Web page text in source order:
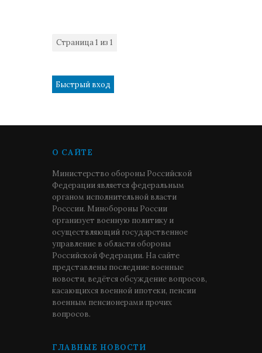
Страница1 из 1
О САЙТЕ
Министерство обороны Российской
Федерации является федеральным
органом исполнительной власти
Росссии. Минобороны России
организует военную политику и
осуществляющий государственное
управление в области обороны
Российской Федерации. На сайте
представлены последние военные
новости, ведётся обсуждение вопросов,
касающихся военной ипотеки, пенсии
военным пенсионерами прочих
вопросов.
ГЛАВНЫЕ НОВОСТИ